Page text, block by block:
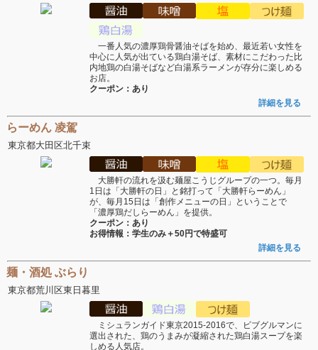
一番人気の濃厚鶏骨醤油そばを始め、最近若い女性を
中心に人気が出ている鶏白湯そば、素材にこだわった比
内地鶏の白湯そばなど白湯系ラーメンが存分に楽しめる
お店。
クーポン：あり
詳細を見る
らーめん 凌駕
東京都大田区北千束
大勝軒の流れを汲む麺屋こうじグループの一つ。毎月
1日は「大勝軒の日」と銘打って「大勝軒らーめん」
が、毎月15日は「創作メニューの日」ということで
「濃厚鶏だしらーめん」を提供。
クーポン：あり
お得情報：学生のみ＋50円で特盛可
詳細を見る
麺・酒処 ぶらり
東京都荒川区東日暮里
ミシュランガイド東京2015-2016で、ビブグルマンに
選出された、鶏のうまみが凝縮された鶏白湯スープを楽
しめる人気店。